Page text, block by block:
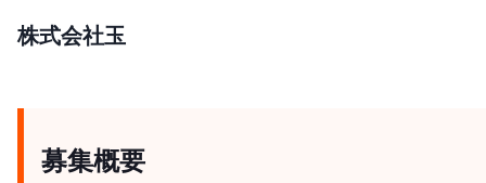
株式会社玉
募集概要